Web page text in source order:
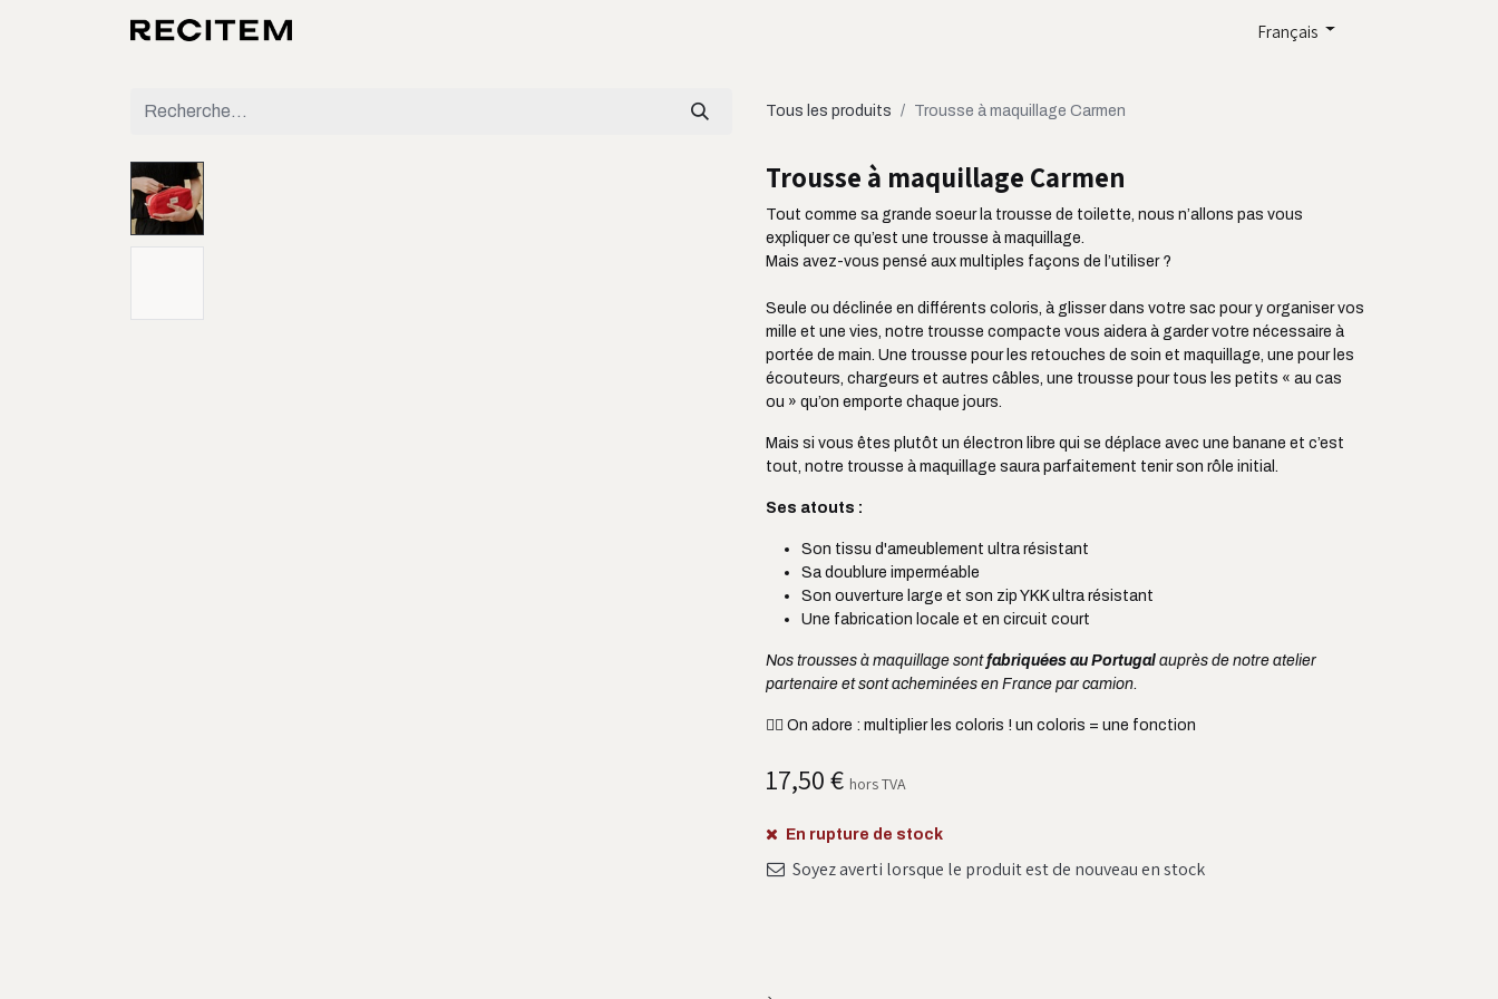
Français
Tous les produits Trousse à maquillage Carmen
Trousse à maquillage Carmen
Tout comme sa grande soeur la trousse de toilette, nous n’allons pas vous
expliquer ce qu’est une trousse à maquillage.
Mais avez-vous pensé aux multiples façons de l’utiliser ?
Seule ou déclinée en différents coloris, à glisser dans votre sac pour y organiser vos
mille et une vies, notre trousse compacte vous aidera à garder votre nécessaire à
portée de main. Une trousse pour les retouches de soin et maquillage, une pour les
écouteurs, chargeurs et autres câbles, une trousse pour tous les petits « au cas
ou » qu’on emporte chaque jours.
Mais si vous êtes plutôt un électron libre qui se déplace avec une banane et c’est
tout, notre trousse à maquillage saura parfaitement tenir son rôle initial.
Ses atouts :
Son tissu d'ameublement ultra résistant
Sa doublure imperméable
Son ouverture large et son zip YKK ultra résistant
Une fabrication locale et en circuit court
Nos trousses à maquillage sontfabriquées au Portugal auprès de notre atelier
partenaire et sont acheminées en France par camion.
👌🏼 On adore : multiplier les coloris ! un coloris = une fonction
17,50€ hors TVA
En rupture de stock
Soyez averti lorsque le produit est de nouveau en stock